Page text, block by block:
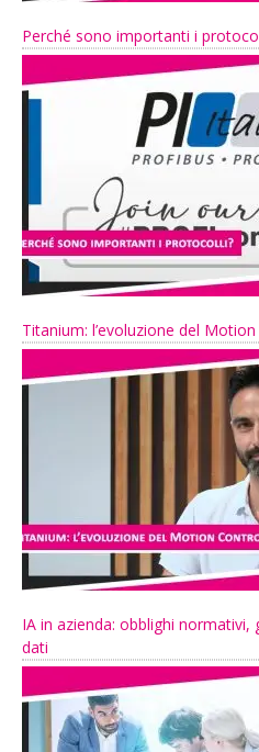
Perché sono importanti i
Titanium: l’evoluzione del
IA in azienda: obblighi
dati